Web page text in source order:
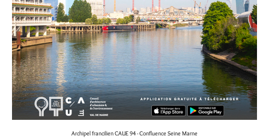
Archipel francilien CAUE 94 - Confluence Seine Marne